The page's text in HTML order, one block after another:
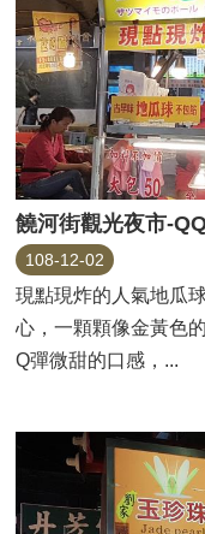
饒河街觀光夜市-
108-12-02
現點現炸的人氣地瓜
心，一顆顆像金黃色
Q彈微甜的口感，...